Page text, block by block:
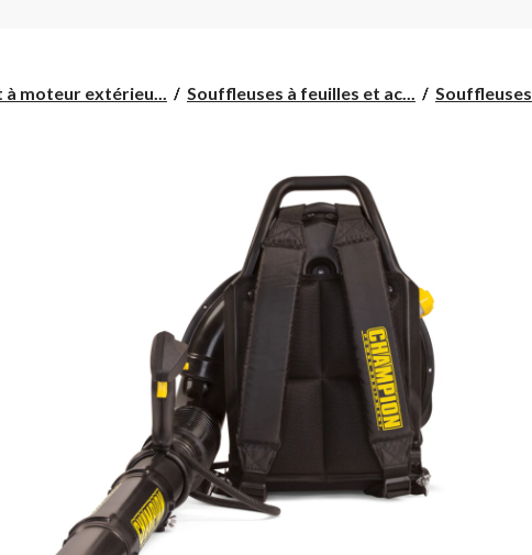
moteur extérieu... Souffleuses à feuilles et ac... Souffleuses